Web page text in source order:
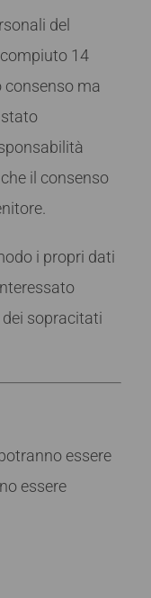
del
14
consenso ma
il consenso
i propri dati
sopracitati
essere
essere